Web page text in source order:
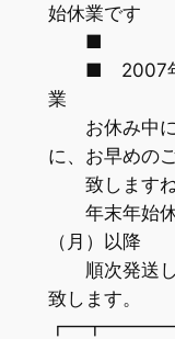
始休業です
■
■ 2007年
業
お休み中に
に、お早めの
致しますね
年末年始休
（月）以降
順次発送し
致します。